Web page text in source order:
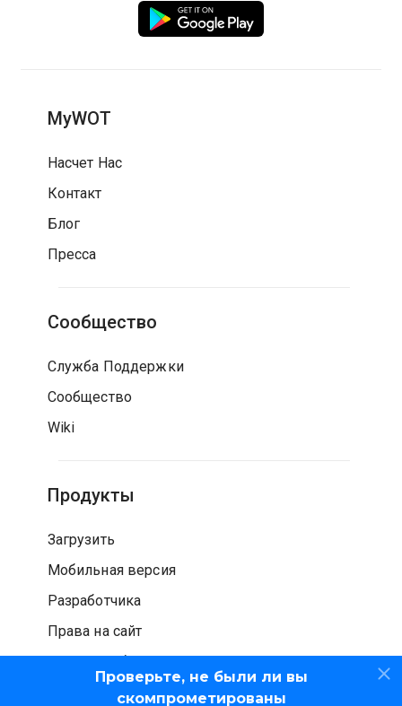
Проверьте, не были ли вы
скомпрометированы
MyWOT
Насчет Нас
Контакт
Блог
Пресса
Сообщество
Служба Поддержки
Сообщество
Wiki
Продукты
Загрузить
Мобильная версия
Разработчика
Права на сайт
Проверка безопасности